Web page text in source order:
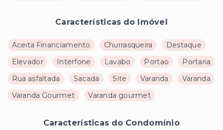
Características do Imóvel
Aceita Financiamento Churrasqueira
Destaque
Elevador
Interfone Lavabo Portao
Portaria
Rua asfaltada
Sacada Site Varanda
Varanda
Varanda Gourmet
Varanda gourmet
Características do Condomínio